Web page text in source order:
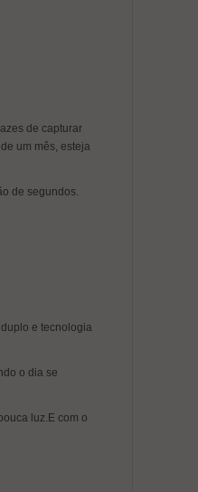
de capturar
um mês, esteja
de segundos.
e tecnologia
o dia se
luz.E com o